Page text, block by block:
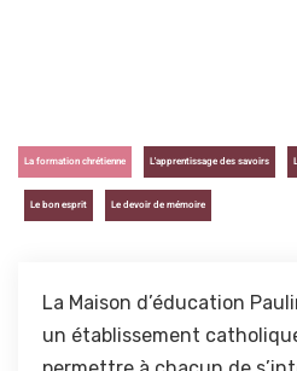
La formation chrétienne L'apprentissage des savoirs
Le bon esprit Le devoir de mémoire
La Maison d’éducation
un établissement